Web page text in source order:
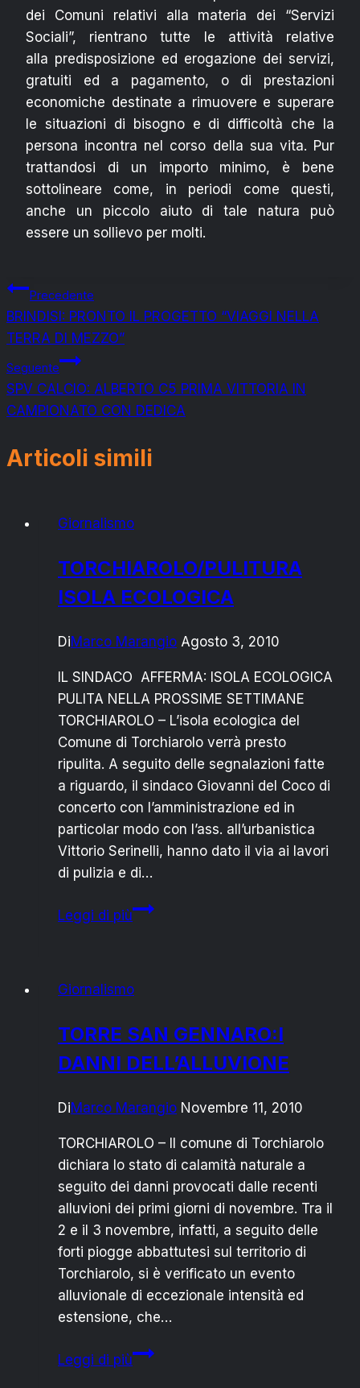
dei Comuni relativi alla materia dei “Servizi
Sociali”, rientrano tutte le attività relative
alla predisposizione ed erogazione dei servizi,
gratuiti ed a pagamento, o di prestazioni
economiche destinate a rimuovere e superare
le situazioni di bisogno e di difficoltà che la
persona incontra nel corso della sua vita. Pur
trattandosi di un importo minimo, è bene
sottolineare come, in periodi come questi,
anche un piccolo aiuto di tale natura può
essere un sollievo per molti.
Navigazione
articoli
Precedente
BRINDISI: PRONTO IL PROGETTO “VIAGGI NELLA
TERRA DI MEZZO”
Seguente
SPV CALCIO: ALBERTO C5 PRIMA VITTORIA IN
CAMPIONATO CON DEDICA
Articoli simili
Giornalismo
TORCHIAROLO/PULITURA
ISOLA ECOLOGICA
DiMarco Marangio Agosto 3, 2010
IL SINDACO AFFERMA: ISOLA ECOLOGICA
PULITA NELLA PROSSIME SETTIMANE
TORCHIAROLO – L’isola ecologica del
Comune di Torchiarolo verrà presto
ripulita. A seguito delle segnalazioni fatte
a riguardo, il sindaco Giovanni del Coco di
concerto con l’amministrazione ed in
particolar modo con l’ass. all’urbanistica
Vittorio Serinelli, hanno dato il via ai lavori
di pulizia e di…
Leggi di piùTORCHIAROLO/PULITURA
Giornalismo
TORRE SAN GENNARO:I
DANNI DELL’ALLUVIONE
DiMarco Marangio Novembre 11, 2010
TORCHIAROLO – Il comune di Torchiarolo
dichiara lo stato di calamità naturale a
seguito dei danni provocati dalle recenti
alluvioni dei primi giorni di novembre. Tra il
2 e il 3 novembre, infatti, a seguito delle
forti piogge abbattutesi sul territorio di
Torchiarolo, si è verificato un evento
alluvionale di eccezionale intensità ed
estensione, che…
Leggi di piùTORRE